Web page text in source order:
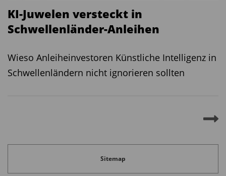
aufgelegt. Der Tabula FTSE Indian Government
Bond Short Duration ETF (ISIN:
Staatsanleihen mit maximal fünf Jahren
Restlaufzeit. Der neue iShares India INR Govt
KI-Juwelen versteckt in
Schwellenländer-Anleihen
Wieso Anleiheinvestoren Künstliche Intelligenz in
Schwellenländern nicht ignorieren sollten
Sitemap